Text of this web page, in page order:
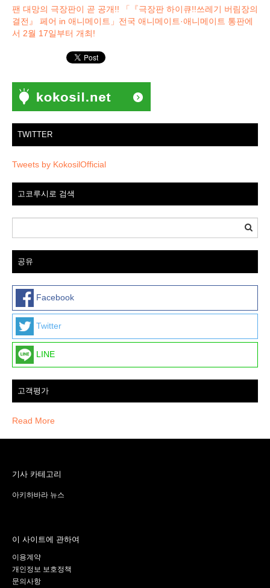
팬 대망의 극장판이 곧 공개!! 「『극장판 하이큐!!쓰레기 버림장의
결전』 페어 in 애니메이트」전국 애니메이트·애니메이트 통판에
서 2월 17일부터 개최!
TWITTER
Tweets by KokosilOfficial
고코루시로 검색
공유
Facebook
Twitter
LINE
고객평가
Read More
기사 카테고리
아키하바라 뉴스
이 사이트에 관하여
이용계약
개인정보 보호정책
문의사항